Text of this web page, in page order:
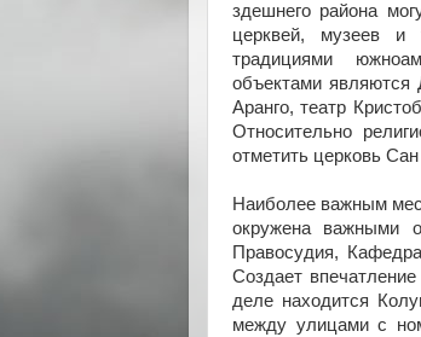
здешнего района
церквей, музеев и
традициями
объектами являются
Аранго, театр
Относительно
отметить церковь
Наиболее важным
окружена важными
Правосудия,
Создает
деле находится
между улицами с